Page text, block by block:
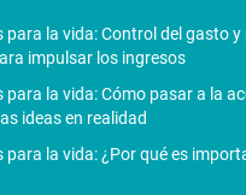
para la vida: Control del gasto
impulsar los ingresos
para la vida: Cómo pasar a la
ideas en realidad
para la vida: ¿Por qué es